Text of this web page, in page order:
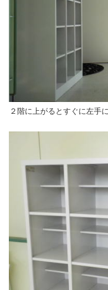
２階に上がるとすぐに左手